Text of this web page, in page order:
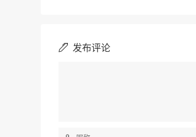
发布评论